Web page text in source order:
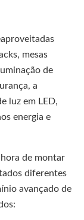
mesas
de
a
luz em LED,
energia e
de montar
diferentes
avançado de